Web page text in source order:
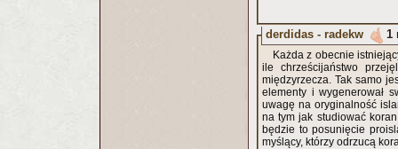
derdidas - radekw 1
Każda z obecnie
ile chrześcijaństwo
międzyrzecza. Tak samo
elementy i wygenerował
uwagę na oryginalność
na tym jak studiować
będzie to posunięcie
myślący, którzy odrzucą